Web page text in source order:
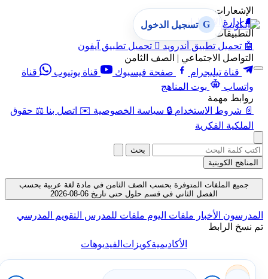
الإشعارات
🔔 إدارة الإشعارات
التطبيقات
🤖 تحميل تطبيق أندرويد  تحميل تطبيق آيفون
التواصل الاجتماعي | الصف الثامن
قناة تيليجرام
صفحة فيسبوك قناة يوتيوب
قناة
واتساب
بوت المناهج
روابط مهمة
📄 شروط الاستخدام 🔒 سياسة الخصوصية ✉️ اتصل بنا ⚖️ حقوق
الملكية الفكرية
G تسجيل الدخول
بحث
المناهج الكويتية
جميع الملفات المتوفرة بحسب الصف الثامن في مادة لغة عربية بحسب
الفصل الثاني في قسم حلول حتى تاريخ 06-08-2026
المدرسون الأخبار ملفات اليوم ملفات للمدرس التقويم المدرسي
تم نسخ الرابط
الأكاديميةكويزاتالفيديوهات